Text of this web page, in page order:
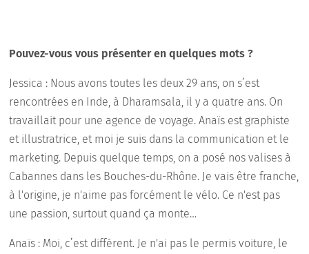
Pouvez-vous vous présenter en quelques mots ?
Jessica : Nous avons toutes les deux 29 ans, on s’est
rencontrées en Inde, à Dharamsala, il y a quatre ans. On
travaillait pour une agence de voyage. Anaïs est graphiste
et illustratrice, et moi je suis dans la communication et le
marketing. Depuis quelque temps, on a posé nos valises à
Cabannes dans les Bouches-du-Rhône. Je vais être franche,
à l'origine, je n'aime pas forcément le vélo. Ce n'est pas
une passion, surtout quand ça monte…
Anaïs : Moi, c’est différent. Je n'ai pas le permis voiture, le